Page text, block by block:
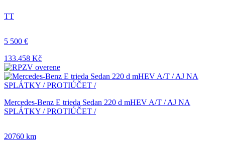
TT
5 500 €
133.458 Kč
Mercedes-Benz E trieda Sedan 220 d mHEV A/T / AJ NA
SPLÁTKY / PROTIÚČET /
20760 km